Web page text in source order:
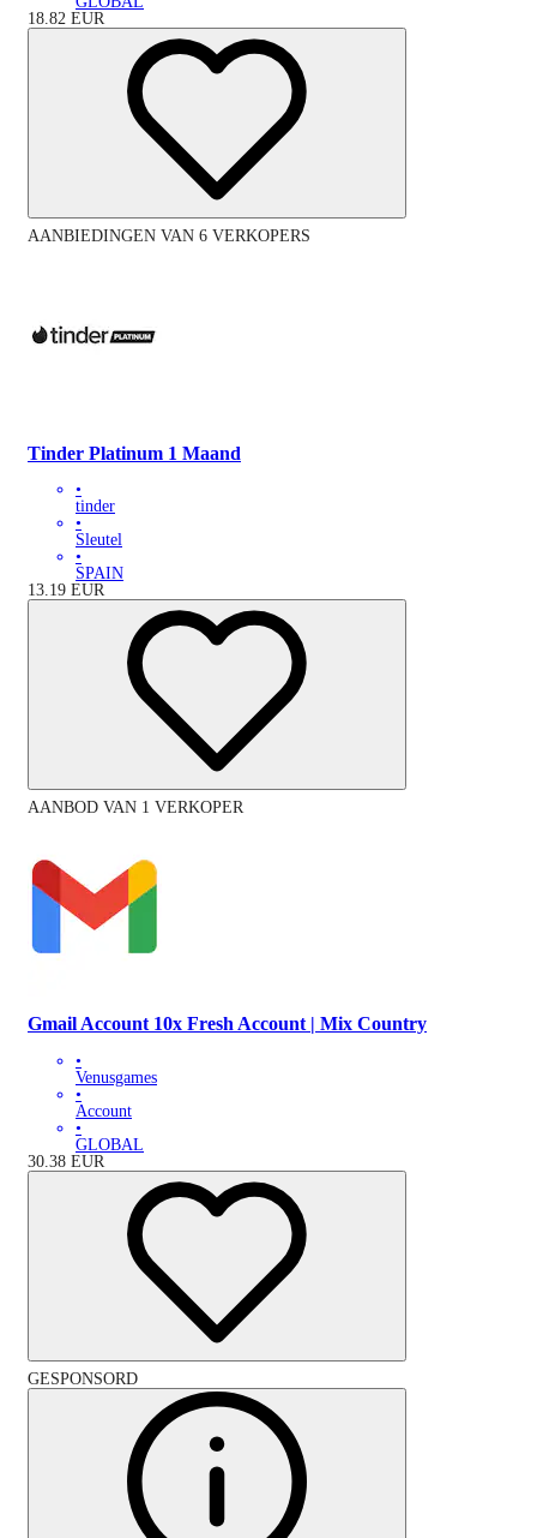
18.82 EUR
AANBIEDINGEN VAN 6 VERKOPERS
Tinder Platinum 1 Maand
•
tinder
•
Sleutel
•
SPAIN
13.19 EUR
AANBOD VAN 1 VERKOPER
Gmail Account 10x Fresh Account | Mix Country
•
Venusgames
•
Account
•
GLOBAL
30.38 EUR
GESPONSORD